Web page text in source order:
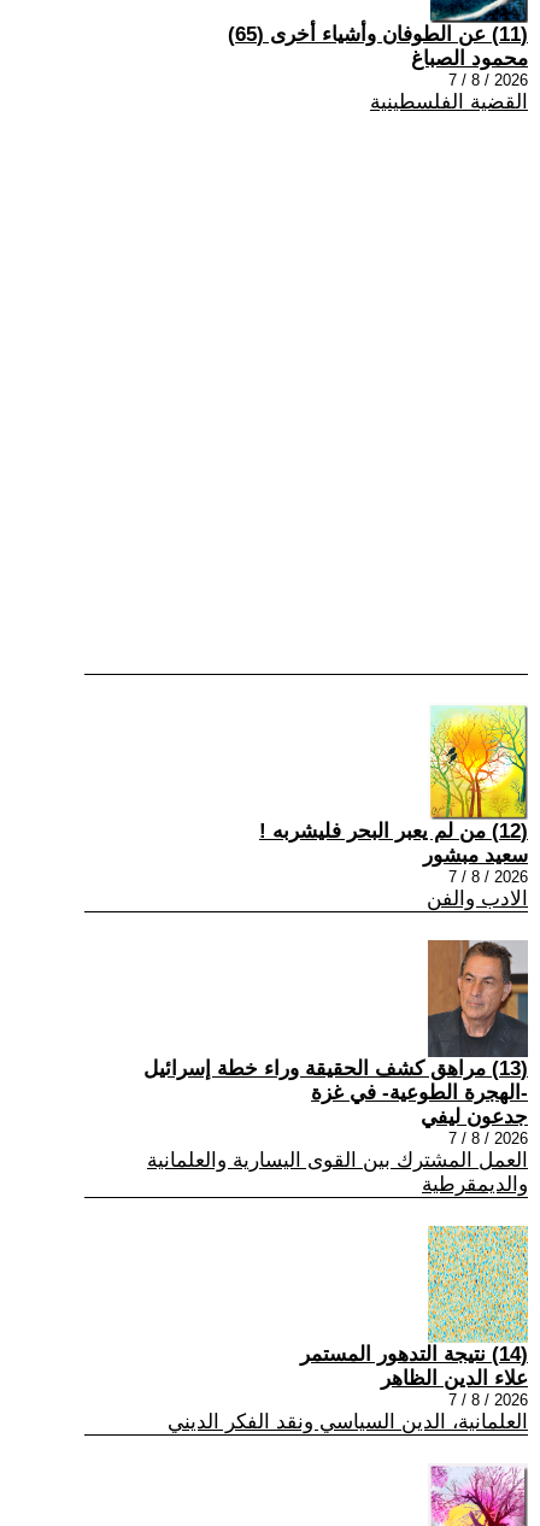
(11) عن الطوفان وأشياء أخرى (65)
محمود الصباغ
2026 / 8 / 7
القضية الفلسطينية
(12) من لم يعبر البحر فليشربه !
سعيد مبشور
2026 / 8 / 7
الادب والفن
(13) مراهق كشف الحقيقة وراء خطة إسرائيل
-الهجرة الطوعية- في غزة
جدعون ليفي
2026 / 8 / 7
العمل المشترك بين القوى اليسارية والعلمانية
والديمقرطية
(14) نتيجة التدهور المستمر
علاء الدين الظاهر
2026 / 8 / 7
العلمانية، الدين السياسي ونقد الفكر الديني